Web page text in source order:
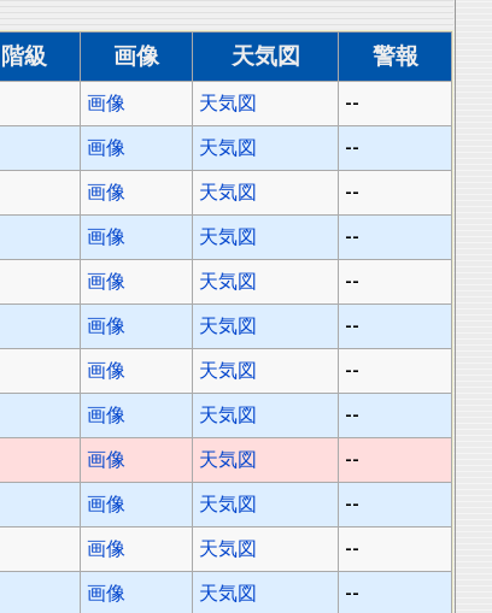
階級 画像 天気図 警報
画像 天気図
--
画像 天気図
--
画像 天気図
--
画像 天気図
--
画像 天気図
--
画像 天気図
--
画像 天気図
--
画像 天気図
--
画像 天気図
--
画像 天気図
--
画像 天気図
--
画像 天気図
--